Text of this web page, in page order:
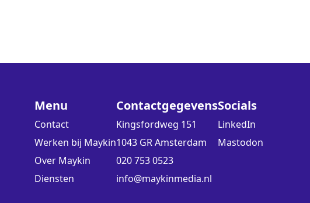
Menu
Contact
Werken bij Maykin
Over Maykin
Diensten
Contactgegevens
Kingsfordweg 151
1043 GR Amsterdam
020 753 0523
info@maykinmedia.nl
Socials
LinkedIn
Mastodon